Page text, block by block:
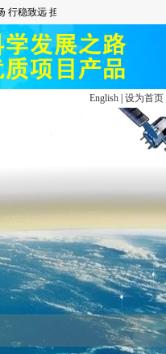
English| 设为首页|